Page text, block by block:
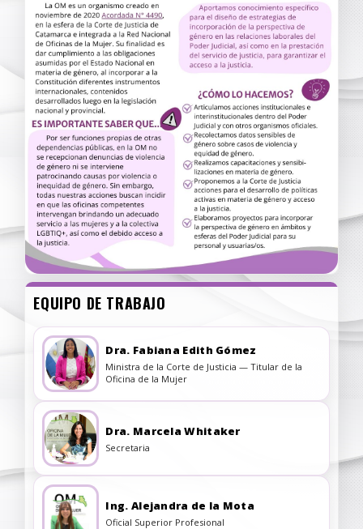
EQUIPO DE TRABAJO
Dra. Fabiana Edith Gómez
Ministra de la Corte de Justicia — Titular de la
Oficina de la Mujer
Dra. Marcela Whitaker
Secretaria
Ing. Alejandra de la Mota
Oficial Superior Profesional